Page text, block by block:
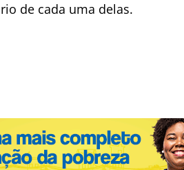
de cada uma delas.